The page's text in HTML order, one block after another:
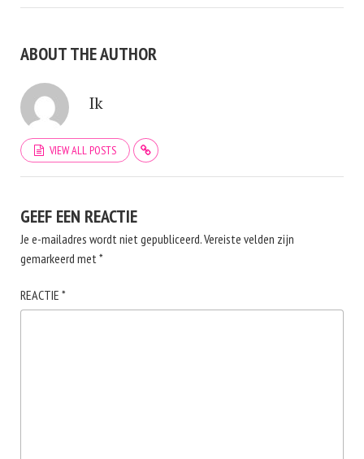
ABOUT THE AUTHOR
Ik
VIEW ALL POSTS
GEEF EEN REACTIE
Je e-mailadres wordt niet gepubliceerd.Vereiste velden zijn
gemarkeerd met*
REACTIE *